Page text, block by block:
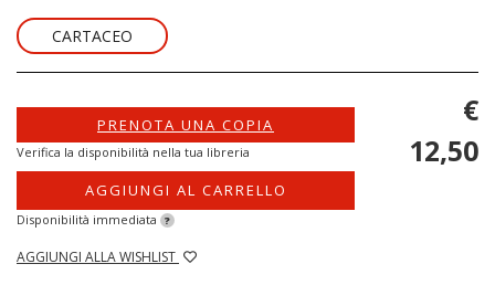
CARTACEO
PRENOTA UNA COPIA
Verifica la disponibilità nella tua libreria
AGGIUNGI AL CARRELLO
Disponibilità immediata ?
AGGIUNGI ALLA WISHLIST
€
12,50